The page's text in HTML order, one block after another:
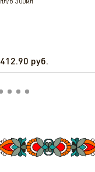
412.90 руб.